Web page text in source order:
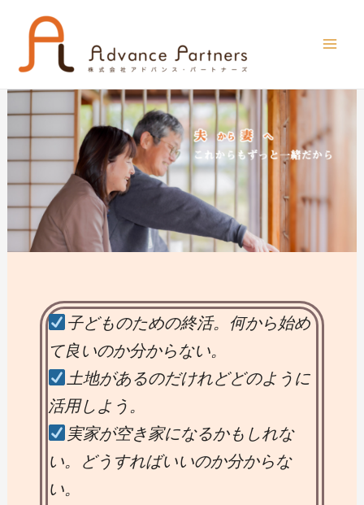
子どものための終活。何から始め
て良いのか分からない。
土地があるのだけれどどのように
活用しよう。
実家が空き家になるかもしれな
い。どうすればいいのか分からな
い。